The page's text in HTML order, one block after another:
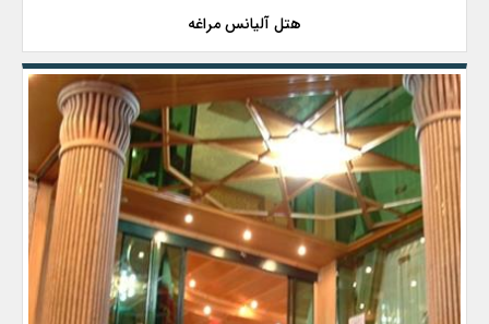
هتل آلیانس مراغه